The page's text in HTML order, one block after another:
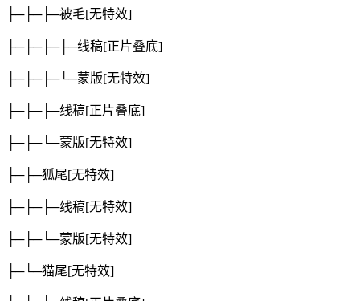
├─├─├─被毛[无特效]
├─├─├─├─线稿[正片叠底]
├─├─├─└─蒙版[无特效]
├─├─├─线稿[正片叠底]
├─├─└─蒙版[无特效]
├─├─狐尾[无特效]
├─├─├─线稿[无特效]
├─├─└─蒙版[无特效]
├─└─猫尾[无特效]